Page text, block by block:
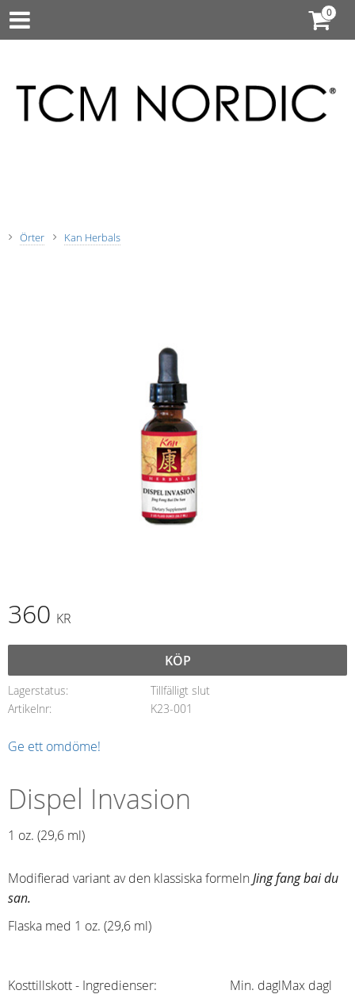
Örter Kan Herbals
360 KR
KÖP
Lagerstatus
Tillfälligt slut
Artikelnr
K23-001
Ge ett omdöme!
Dispel Invasion
1 oz. (29,6 ml)​
Modifierad variant av den klassiska formelnJing fang bai du
san.
Flaska med 1 oz. (29,6 ml)
Kosttillskott - Ingredienser: Min. daglMax dagl